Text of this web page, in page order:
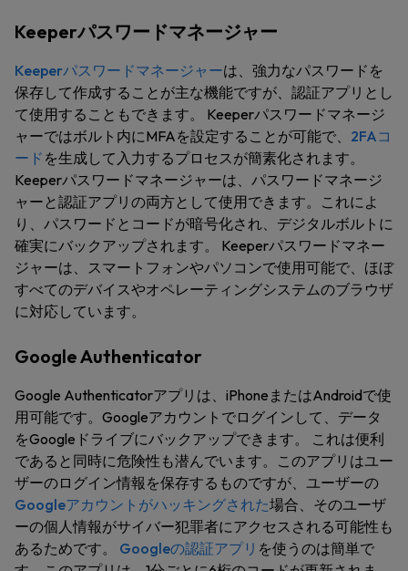
Keeperパスワードマネージャー
Keeperパスワードマネージャーは、強力なパスワードを
保存して作成することが主な機能ですが、認証アプリとし
て使用することもできます。 Keeperパスワードマネージ
ャーではボルト内にMFAを設定することが可能で、 2FAコ
ード を生成して入力するプロセスが簡素化されます。
Keeperパスワードマネージャーは、パスワードマネージ
ャーと認証アプリの両方として使用できます。これによ
り、パスワードとコードが暗号化され、デジタルボルトに
確実にバックアップされます。 Keeperパスワードマネー
ジャーは、スマートフォンやパソコンで使用可能で、ほぼ
すべてのデバイスやオペレーティングシステムのブラウザ
に対応しています。
Google Authenticator
Google Authenticatorアプリは、iPhoneまたはAndroidで使
用可能です。Googleアカウントでログインして、データ
をGoogleドライブにバックアップできます。 これは便利
であると同時に危険性も潜んでいます。このアプリはユー
ザーのログイン情報を保存するものですが、ユーザーの
Googleアカウントがハッキングされた場合、そのユーザ
ーの個人情報がサイバー犯罪者にアクセスされる可能性も
あるためです。
Googleの認証アプリ を使うのは簡単で